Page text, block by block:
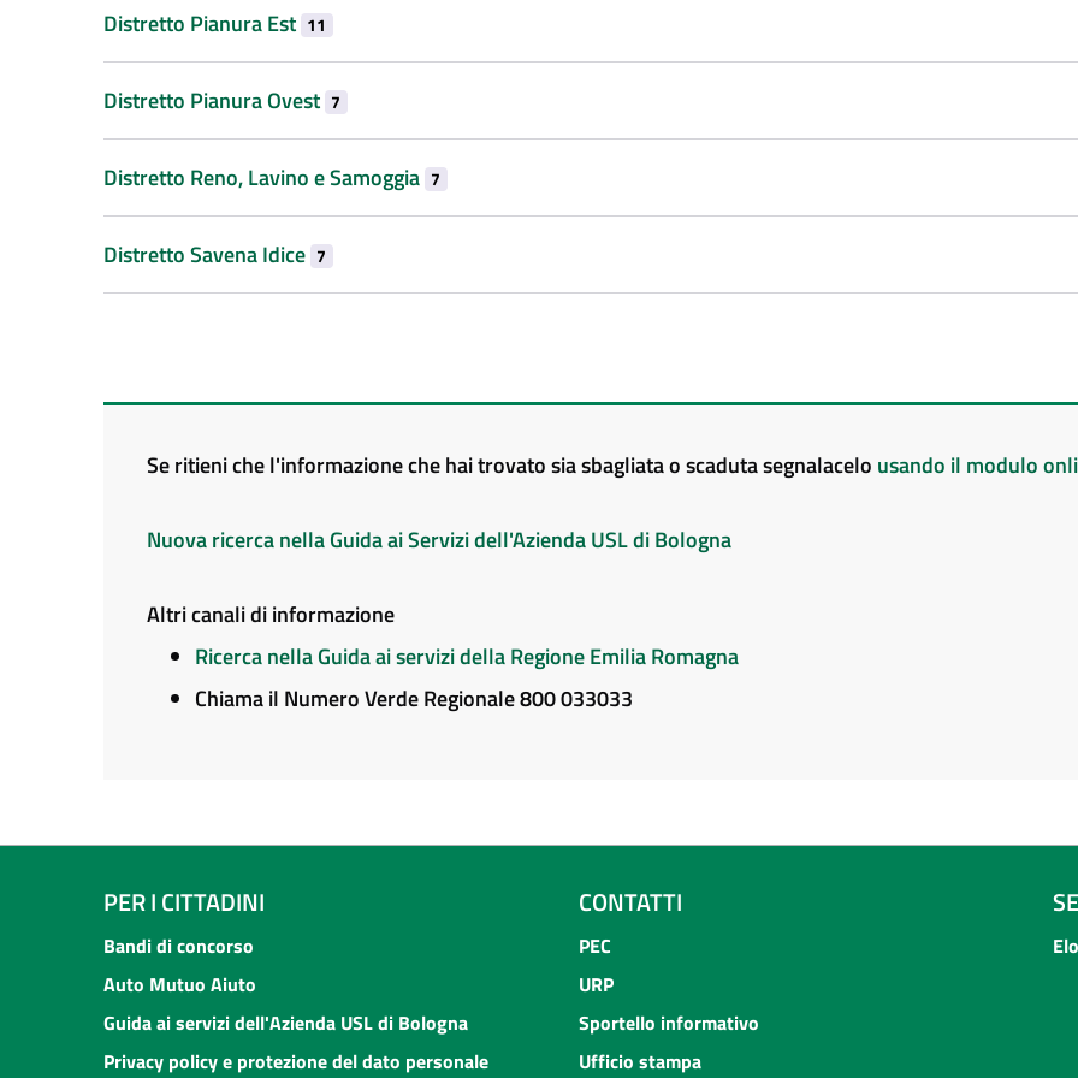
Distretto Pianura Est 11
Distretto Pianura Ovest 7
Distretto Reno, Lavino e Samoggia 7
Distretto Savena Idice 7
Se ritieni che l'informazione che hai trovato sia sbagliata o scaduta segnalacelo usando il modulo
Nuova ricerca nella Guida ai Servizi dell'Azienda USL di Bologna
Altri canali di informazione
Ricerca nella Guida ai servizi della Regione Emilia Romagna
Chiama il Numero Verde Regionale 800 033033
PER I CITTADINI
Bandi di concorso
Auto Mutuo Aiuto
Guida ai servizi dell'Azienda USL di Bologna
Privacy policy e protezione del dato personale
CONTATTI
PEC
URP
Sportello informativo
Ufficio stampa